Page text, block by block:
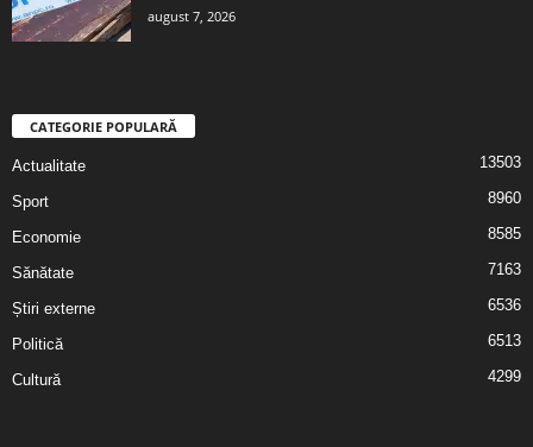
august 7, 2026
CATEGORIE POPULARĂ
Actualitate 13503
Sport 8960
Economie 8585
Sănătate 7163
Știri externe 6536
Politică 6513
Cultură 4299